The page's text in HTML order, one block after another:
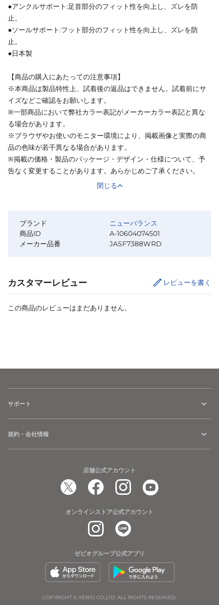
●アンクルサポート:足首部分のフィット性を向上し、ズレを防
止。
●ソールサポート:フット部分のフィット性を向上し、ズレを防
止。
●日本製
【商品の購入にあたっての注意事項】
※本商品は製品特性上、試着後の返品はできません。試着前にサ
イズなどご確認をお願いします。
※一部商品において弊社カラー表記がメーカーカラー表記と異な
る場合があります。
※ブラウザやお使いのモニター環境により、掲載画像と実際の商
品の色味が若干異なる場合があります。
※掲載の価格・製品のパッケージ・デザイン・仕様について、予
告なく変更することがあります。あらかじめご了承ください。
閉じる
ブランド
ニューバランス
商品ID
A-10604074501
メーカー品番
JASF7388WRD
カスタマーレビュー レビューを書く
この商品のレビューはまだありません。
サポート
規約・会社情報
店舗公式アカウント
オンラインストア公式アカウント
ゼビオグループ公式アプリ
COPYRIGHT © XEBIO CO.,LTD. ALL RIGHTS RESERVED.